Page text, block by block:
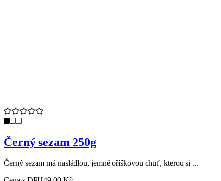
Černý sezam 250g
Černý sezam má nasládlou, jemně oříškovou chuť, kterou si ...